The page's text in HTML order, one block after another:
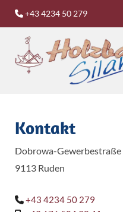
 +43 4234 50 279
Kontakt
Dobrowa-Gewerbestraße
9113 Ruden
 +43 4234 50 279